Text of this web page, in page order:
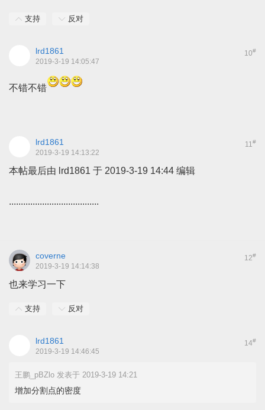
支持 反对
10#
lrd1861
2019-3-19 14:05:47
不错不错
11 #
lrd1861
2019-3-19 14:13:22
本帖最后由 lrd1861 于 2019-3-19 14:44 编辑
......................................
12#
coverne
2019-3-19 14:14:38
也来学习一下
支持 反对
14#
lrd1861
2019-3-19 14:46:45
王鹏_pBZlo 发表于 2019-3-19 14:21
增加分割点的密度